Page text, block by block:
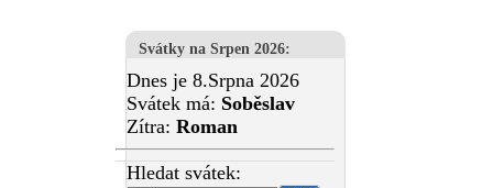
Svátky na Srpen 2026:
Dnes je 8.Srpna 2026
Svátek má: Soběslav
Zítra: Roman
Hledat svátek: